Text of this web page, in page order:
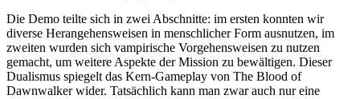
Die Demo teilte sich in zwei Abschnitte: im ersten konnten wir
diverse Herangehensweisen in menschlicher Form ausnutzen, im
zweiten wurden sich vampirische Vorgehensweisen zu nutzen
gemacht, um weitere Aspekte der Mission zu bewältigen. Dieser
Dualismus spiegelt das Kern-Gameplay von The Blood of
Dawnwalker wider. Tatsächlich kann man zwar auch nur eine